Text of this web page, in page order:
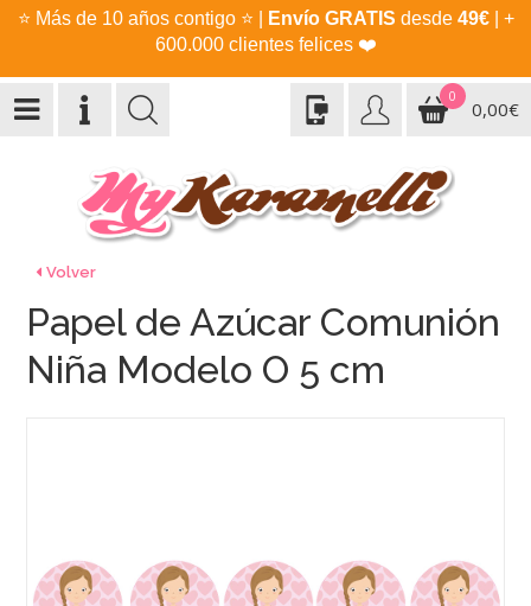
⭐ Más de 10 años contigo ⭐ Envío GRATIS desde 49€| +
600.000 clientes felices ❤️
0
0,00€
Volver
Papel de Azúcar Comunión
Niña Modelo O 5 cm